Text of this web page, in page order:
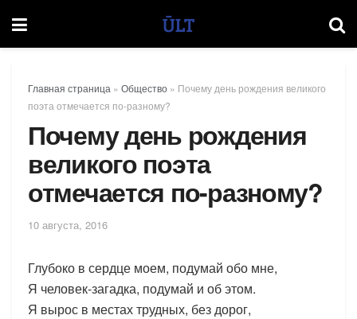
Главная страница » Общество » Почему день рождения великого
поэта отмечается по-разному?
Почему день рождения
великого поэта
отмечается по-разному?
10 августа, 2016
Глубоко в сердце моем, подумай обо мне,
Я человек-загадка, подумай и об этом.
Я вырос в местах трудных, без дорог,